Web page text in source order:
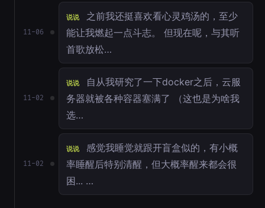
11-06
说说
之前我还挺喜欢看心灵鸡汤的，至少
能让我燃起一点斗志。 但现在呢，与其听
首歌放松…
11-02
说说
自从我研究了一下docker之后，云服
务器就被各种容器塞满了 （这也是为啥我
选…
11-02
说说
感觉我睡觉就跟开盲盒似的，有小概
率睡醒后特别清醒，但大概率醒来都会很
困... …